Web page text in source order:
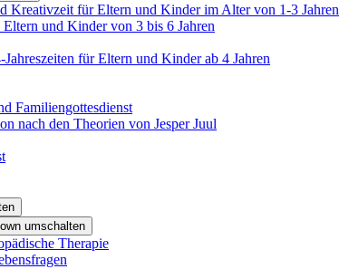
Kreativzeit für Eltern und Kinder im Alter von 1-3 Jahren
und Kinder von 3 bis 6 Jahren
für Eltern und Kinder ab 4 Jahren
Familiengottesdienst
nach den Theorien von Jesper Juul
umschalten
Therapie